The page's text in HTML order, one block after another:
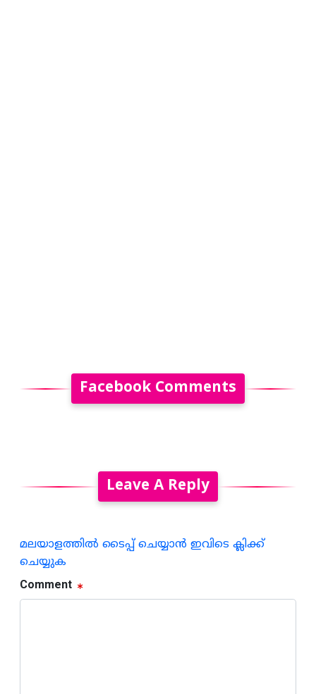
Facebook Comments
Leave A Reply
മലയാളത്തില്‍ ടൈപ്പ് ചെയ്യാന്‍ ഇവിടെ ക്ലിക്ക്
ചെയ്യുക
Comment